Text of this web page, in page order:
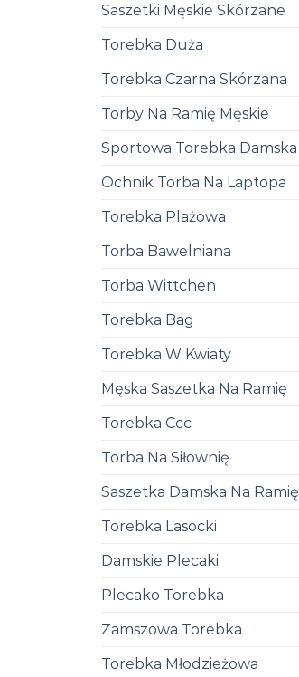
Saszetki Męskie Skórzane
Torebka Duża
Torebka Czarna Skórzana
Torby Na Ramię Męskie
Sportowa Torebka Damska
Ochnik Torba Na Laptopa
Torebka Plażowa
Torba Bawelniana
Torba Wittchen
Torebka Bag
Torebka W Kwiaty
Męska Saszetka Na Ramię
Torebka Ccc
Torba Na Siłownię
Saszetka Damska Na Ramię
Torebka Lasocki
Damskie Plecaki
Plecako Torebka
Zamszowa Torebka
Torebka Młodzieżowa